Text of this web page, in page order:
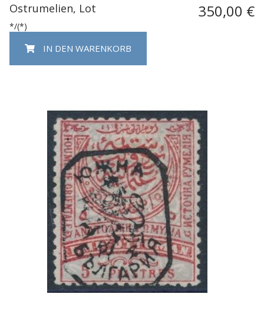
Ostrumelien, Lot 350,00 €
*/(*)
IN DEN WARENKORB